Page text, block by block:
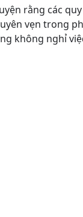
rằng các
vẹn trong
không nghỉ